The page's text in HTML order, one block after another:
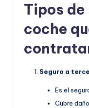
Tipos de
coche
Seguro a
Es el
Cubre